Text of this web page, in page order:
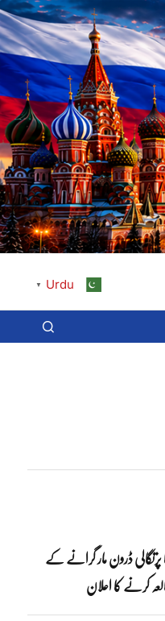
Urdu
▼
ڈرون مار گرانے کے
کرنے کا اعلان